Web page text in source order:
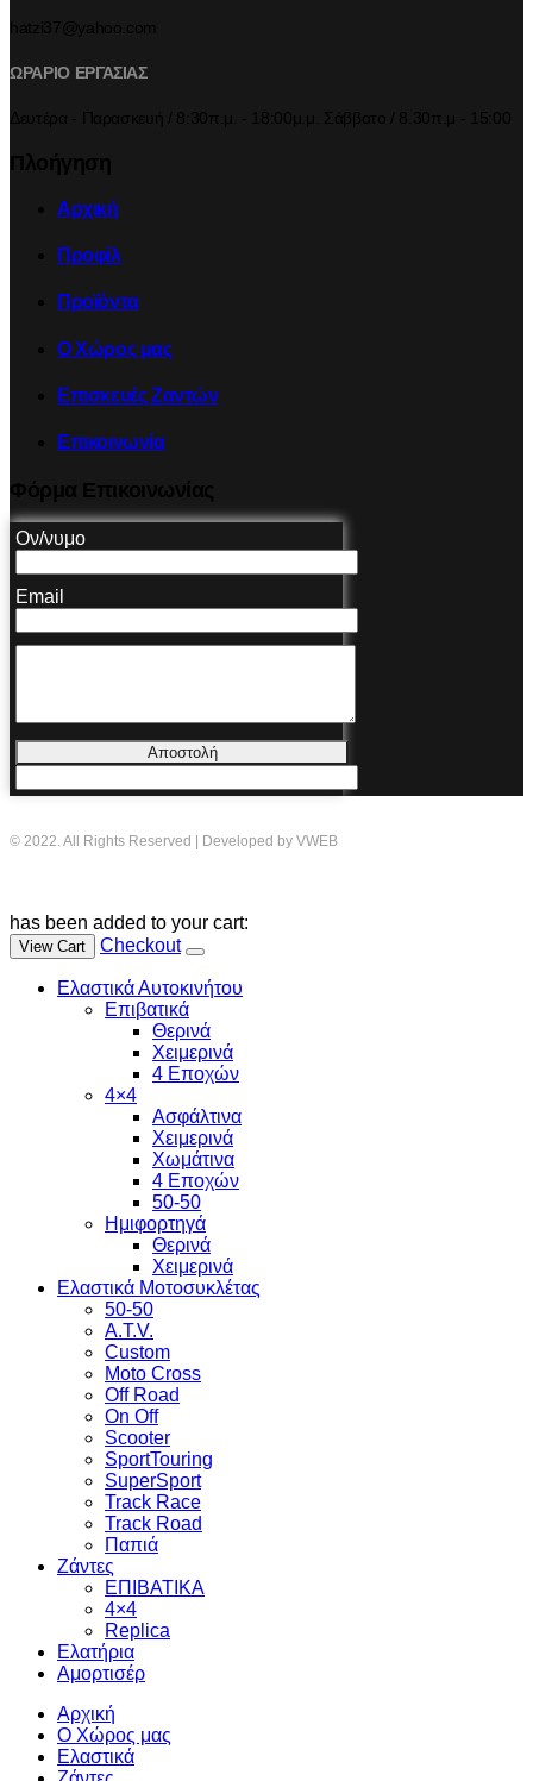
ΩΡΑΡΙΟ ΕΡΓΑΣΙΑΣ
Αρχική
Προφίλ
Προϊόντα
Ο Χώρος μας
Επισκευές Ζαντών
Επικοινωνία
Ον/νυμο
Email
Αποστολή
© 2022. All Rights Reserved | Developed by VWEB
has been added to your cart:
View Cart Checkout
Ελαστικά Αυτοκινήτου
Επιβατικά
Θερινά
Χειμερινά
4 Εποχών
4×4
Ασφάλτινα
Χειμερινά
Χωμάτινα
4 Εποχών
50-50
Ημιφορτηγά
Θερινά
Χειμερινά
Ελαστικά Μοτοσυκλέτας
50-50
A.T.V.
Custom
Moto Cross
Off Road
On Off
Scooter
SportTouring
SuperSport
Track Race
Track Road
Παπιά
Ζάντες
ΕΠΙΒΑΤΙΚΑ
4×4
Replica
Ελατήρια
Αμορτισέρ
Αρχική
Ο Χώρος μας
Ελαστικά